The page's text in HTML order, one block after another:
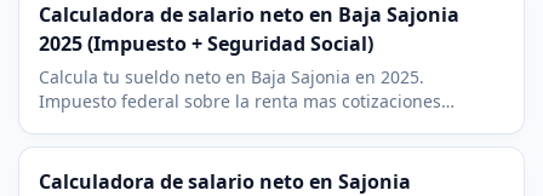
Calculadora de salario neto en Baja Sajonia
2025 (Impuesto + Seguridad Social)
Calcula tu sueldo neto en Baja Sajonia en 2025.
Impuesto federal sobre la renta mas cotizaciones
un 9 % de impuesto eclesiastico.
Calculadora de salario neto en Sajonia